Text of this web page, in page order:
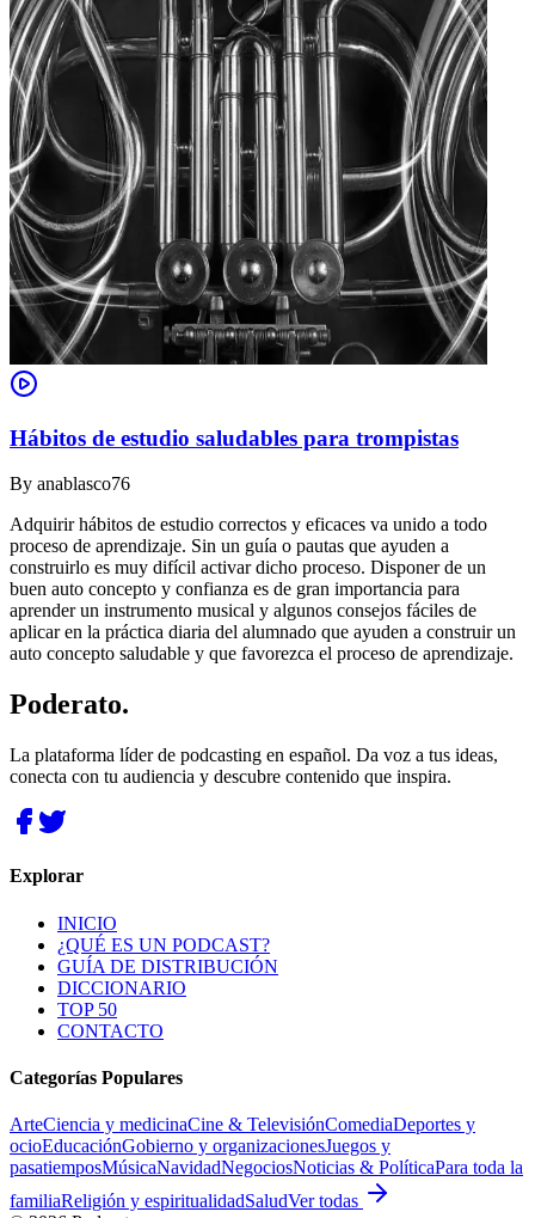
Hábitos de estudio saludables para trompistas
By anablasco76
Adquirir hábitos de estudio correctos y eficaces va unido a todo
proceso de aprendizaje. Sin un guía o pautas que ayuden a
construirlo es muy difícil activar dicho proceso. Disponer de un
buen auto concepto y confianza es de gran importancia para
aprender un instrumento musical y algunos consejos fáciles de
aplicar en la práctica diaria del alumnado que ayuden a construir un
auto concepto saludable y que favorezca el proceso de aprendizaje.
Poderato.
La plataforma líder de podcasting en español. Da voz a tus ideas,
conecta con tu audiencia y descubre contenido que inspira.
Explorar
INICIO
¿QUÉ ES UN PODCAST?
GUÍA DE DISTRIBUCIÓN
DICCIONARIO
TOP 50
CONTACTO
Categorías Populares
ArteCiencia y medicinaCine & TelevisiónComediaDeportes y
ocioEducaciónGobierno y organizacionesJuegos y
pasatiemposMúsicaNavidadNegociosNoticias & PolíticaPara toda la
familiaReligión y espiritualidadSaludVer todas